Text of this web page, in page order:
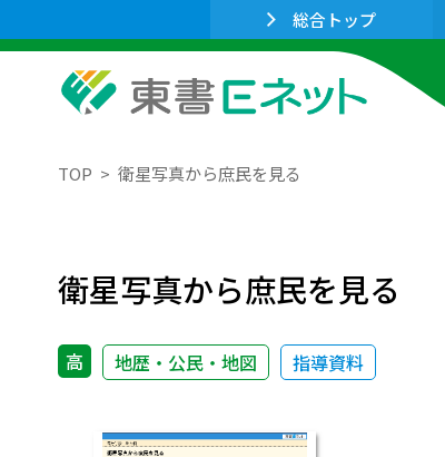
総合トップ
TOP 衛星写真から庶民を見る
衛星写真から庶民を見る
高 地歴・公民・地図 指導資料